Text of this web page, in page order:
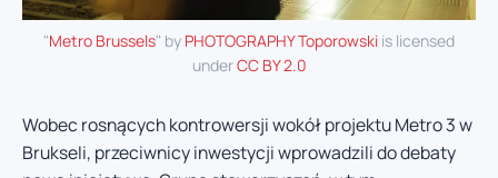
"Metro Brussels" by PHOTOGRAPHY Toporowski is licensed
underCC BY 2.0
Wobec rosnących kontrowersji wokół projektu Metro 3 w
Brukseli, przeciwnicy inwestycji wprowadzili do debaty